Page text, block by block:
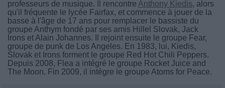
professeurs de musique. Il rencontre Anthony Kiedis, alors
qu'il fréquente le lycée Fairfax, et commence à jouer de la
basse à l'âge de 17 ans pour remplacer le bassiste du
groupe Anthym fondé par ses amis Hillel Slovak, Jack
Irons et Alain Johannes. Il rejoint ensuite le groupe Fear,
groupe de punk de Los Angeles. En 1983, lui, Kiedis,
Slovak et Irons forment le groupe Red Hot Chili Peppers.
Depuis 2008, Flea a intégré le groupe Rocket Juice and
The Moon. Fin 2009, il intègre le groupe Atoms for Peace.